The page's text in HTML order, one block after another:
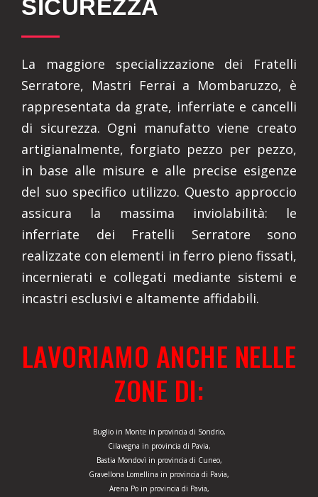
SICUREZZA
La maggiore specializzazione dei Fratelli
Serratore, Mastri Ferrai a Mombaruzzo, è
rappresentata da grate, inferriate e cancelli
di sicurezza. Ogni manufatto viene creato
artigianalmente, forgiato pezzo per pezzo,
in base alle misure e alle precise esigenze
del suo specifico utilizzo. Questo approccio
assicura la massima inviolabilità: le
inferriate dei Fratelli Serratore sono
realizzate con elementi in ferro pieno fissati,
incernierati e collegati mediante sistemi e
incastri esclusivi e altamente affidabili.
LAVORIAMO ANCHE NELLE
ZONE DI:
Buglio in Monte in provincia di Sondrio,
Cilavegna in provincia di Pavia,
Bastia Mondovì in provincia di Cuneo,
Gravellona Lomellina in provincia di Pavia,
Arena Po in provincia di Pavia,